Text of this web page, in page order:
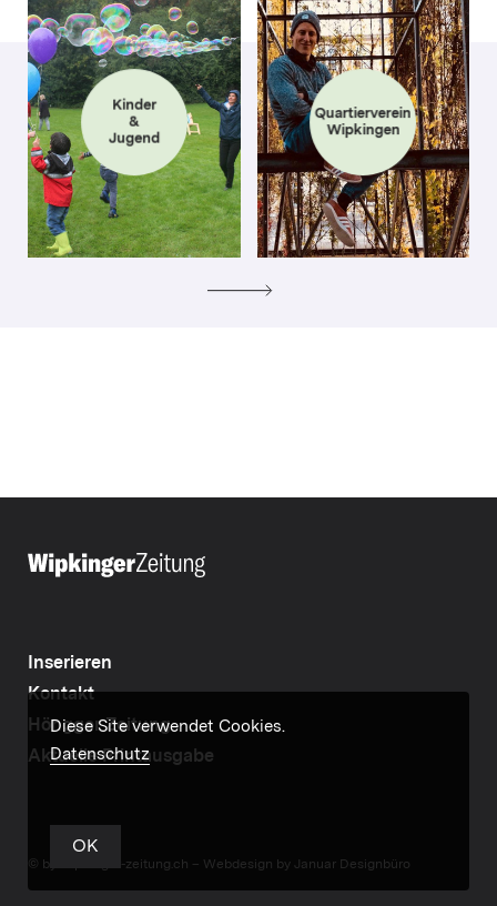
Kinder
&
Jugend
Quartierverein
Wipkingen
Inserieren
Kontakt
Höngger Zeitung
Aktuelle Printausgabe
© by wipkinger-zeitung.ch – Webdesign by Januar Designbüro
Diese Site verwendet Cookies.
Datenschutz
OK